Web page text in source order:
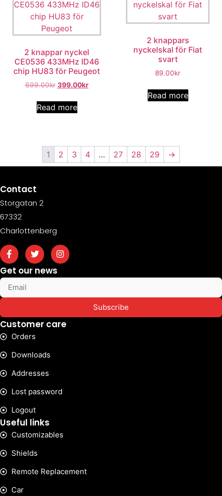
2 knappar nyckel
CE0536 433MHz ID46
chip HU83 för Peugeot
699.00kr 399.00kr
Read more
2 knappars
nyckelskal för Fiat
svart
89.00kr
Read more
1 2 3 4 … 27 28 29 →
Contact
Storgatan 2
67332
Charlottenberg
Get our news
Subscribe
Customer care
Orders
Downloads
Addresses
Lost password
Logout
Useful links
Customizables
Shields
Remote Replacement
Car